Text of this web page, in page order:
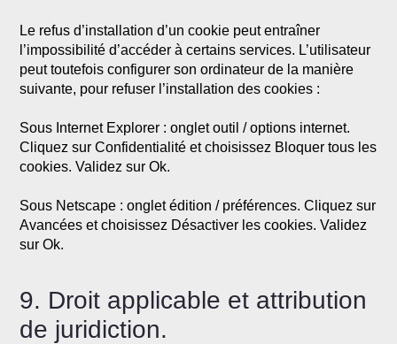
Le refus d’installation d’un cookie peut entraîner
l’impossibilité d’accéder à certains services. L’utilisateur
peut toutefois configurer son ordinateur de la manière
suivante, pour refuser l’installation des cookies :
Sous Internet Explorer : onglet outil / options internet.
Cliquez sur Confidentialité et choisissez Bloquer tous les
cookies. Validez sur Ok.
Sous Netscape : onglet édition / préférences. Cliquez sur
Avancées et choisissez Désactiver les cookies. Validez
sur Ok.
9. Droit applicable et attribution
de juridiction.